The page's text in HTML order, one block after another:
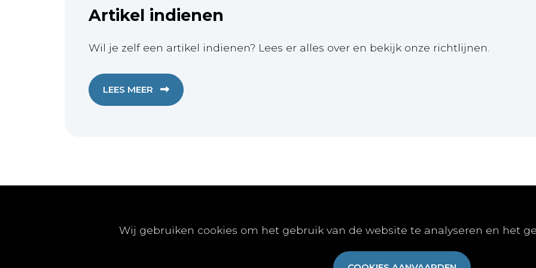
Wij gebruiken cookies om het gebruik van de website te analyseren en het
Artikel indienen
Wil je zelf een artikel indienen? Lees er alles over en bekijk onze richtlijnen.
LEES MEER
Publicaties Online Publiceren
Vacature publiceren